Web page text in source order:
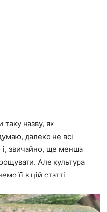
таку назву, як
далеко не всі
і, звичайно, ще менша
Але культура
її в цій статті.